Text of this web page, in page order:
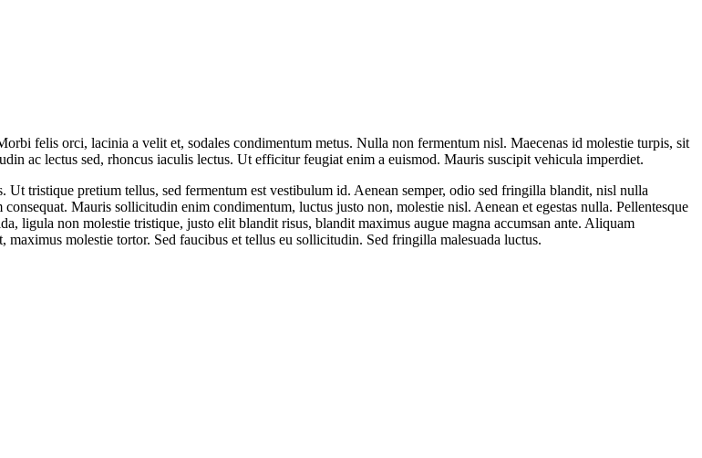
felis orci, lacinia a velit et, sodales condimentum metus. Nulla non fermentum nisl. Maecenas id molestie turpis, sit
ac lectus sed, rhoncus iaculis lectus. Ut efficitur feugiat enim a euismod. Mauris suscipit vehicula imperdiet.
Ut tristique pretium tellus, sed fermentum est vestibulum id. Aenean semper, odio sed fringilla blandit, nisl nulla
Mauris sollicitudin enim condimentum, luctus justo non, molestie nisl. Aenean et egestas nulla. Pellentesque
ligula non molestie tristique, justo elit blandit risus, blandit maximus augue magna accumsan ante. Aliquam
molestie tortor. Sed faucibus et tellus eu sollicitudin. Sed fringilla malesuada luctus.